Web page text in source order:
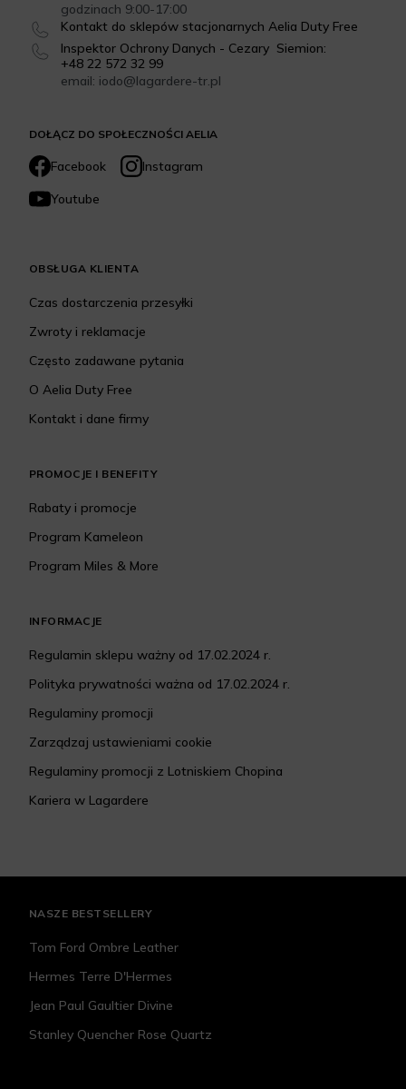
DOŁĄCZ DO SPOŁECZNOŚCI AELIA
Facebook
Instagram
Youtube
godzinach 9:00-17:00
Kontakt do sklepów stacjonarnych Aelia Duty Free
Inspektor Ochrony Danych - Cezary Siemion:
+48 22 572 32 99
email: iodo@lagardere-tr.pl
OBSŁUGA KLIENTA
Czas dostarczenia przesyłki
Zwroty i reklamacje
Często zadawane pytania
O Aelia Duty Free
Kontakt i dane firmy
PROMOCJE I BENEFITY
Rabaty i promocje
Program Kameleon
Program Miles & More
INFORMACJE
Regulamin sklepu ważny od 17.02.2024 r.
Polityka prywatności ważna od 17.02.2024 r.
Regulaminy promocji
Zarządzaj ustawieniami cookie
Regulaminy promocji z Lotniskiem Chopina
Kariera w Lagardere
NASZE BESTSELLERY
Tom Ford Ombre Leather
Hermes Terre D'Hermes
Jean Paul Gaultier Divine
Stanley Quencher Rose Quartz